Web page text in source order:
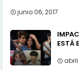
junio 06, 2017
ESTÁ
abril